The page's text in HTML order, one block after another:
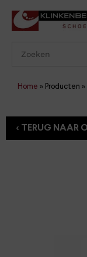
Home » Producten »